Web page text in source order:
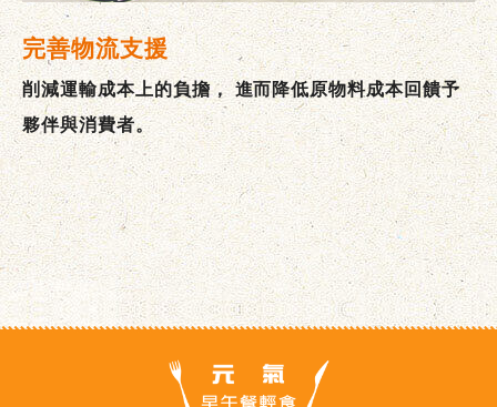
完善物流支援
削減運輸成本上的負擔， 進而降低原物料成本回饋予
夥伴與消費者。